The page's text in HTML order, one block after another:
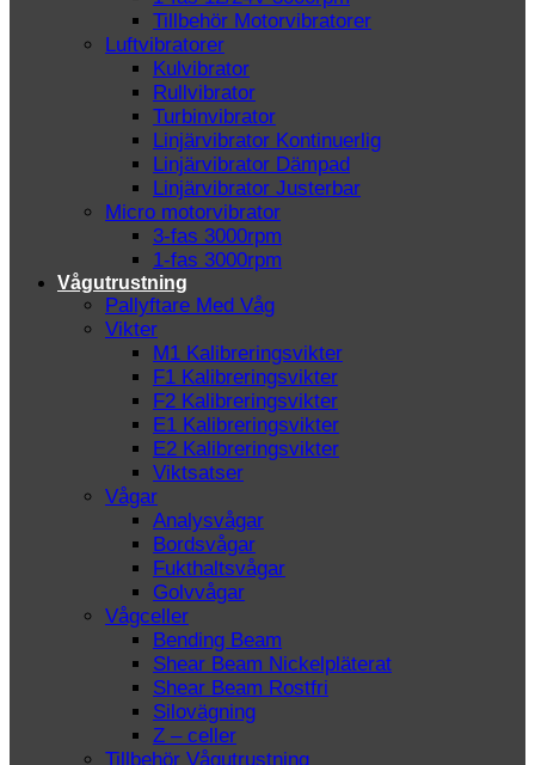
Tillbehör Motorvibratorer
Luftvibratorer
Kulvibrator
Rullvibrator
Turbinvibrator
Linjärvibrator Kontinuerlig
Linjärvibrator Dämpad
Linjärvibrator Justerbar
Micro motorvibrator
3-fas 3000rpm
1-fas 3000rpm
Vågutrustning
Pallyftare Med Våg
Vikter
M1 Kalibreringsvikter
F1 Kalibreringsvikter
F2 Kalibreringsvikter
E1 Kalibreringsvikter
E2 Kalibreringsvikter
Viktsatser
Vågar
Analysvågar
Bordsvågar
Fukthaltsvågar
Golvvågar
Vågceller
Bending Beam
Shear Beam Nickelpläterat
Shear Beam Rostfri
Silovägning
Z – celler
Tillbehör Vågutrustning